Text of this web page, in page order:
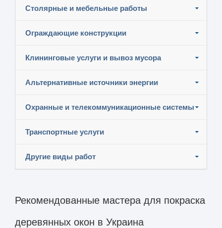
Столярные и мебельные работы
Ограждающие конструкции
Клининговые услуги и вывоз мусора
Альтернативные источники энергии
Охранные и телекоммуникационные системы
Транспортные услуги
Другие виды работ
Рекомендованные мастера для покраска
деревянных окон в Украина